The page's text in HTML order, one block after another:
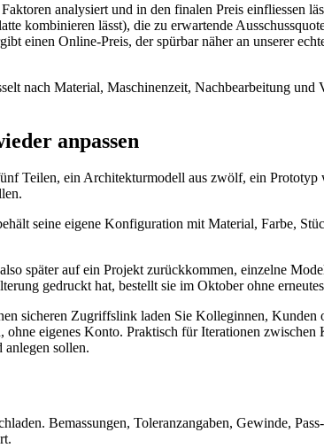
analysiert und in den finalen Preis einfliessen
kombinieren lässt), die zu erwartende
einen Online-Preis, der spürbar näher an unserer
nach Material, Maschinenzeit, Nachbearbeitung und
anpassen
Teilen, ein Architekturmodell aus zwölf, ein
seine eigene Konfiguration mit Material, Farbe,
später auf ein Projekt zurückkommen, einzelne
gedruckt hat, bestellt sie im Oktober ohne
sicheren Zugriffslink laden Sie Kolleginnen, Kunden
eigenes Konto. Praktisch für Iterationen
sollen.
Bemassungen, Toleranzangaben, Gewinde,